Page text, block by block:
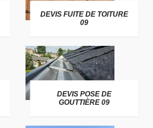
DEVIS FUITE DE TOITURE
09
DEVIS POSE DE
GOUTTIÈRE 09